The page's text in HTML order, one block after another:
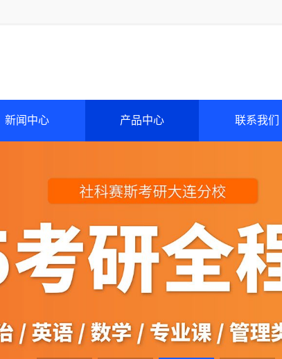
新闻中心 产品中心 联系我们